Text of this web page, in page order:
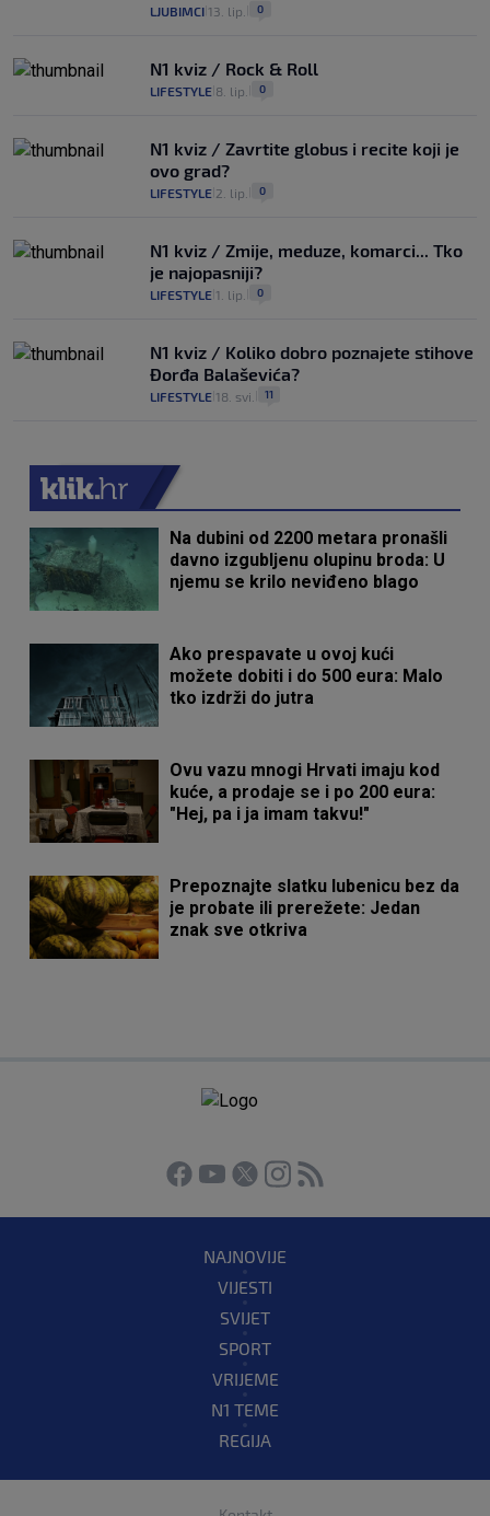
LJUBIMCI 13. lip. 0
N1 kviz / Rock & Roll
LIFESTYLE 8. lip. 0
N1 kviz / Zavrtite globus i recite koji je
ovo grad?
LIFESTYLE 2. lip. 0
N1 kviz / Zmije, meduze, komarci... Tko
je najopasniji?
LIFESTYLE 1. lip. 0
N1 kviz / Koliko dobro poznajete stihove
Đorđa Balaševića?
LIFESTYLE 18. svi. 11
Na dubini od 2200 metara pronašli
davno izgubljenu olupinu broda: U
njemu se krilo neviđeno blago
Ako prespavate u ovoj kući
možete dobiti i do 500 eura: Malo
tko izdrži do jutra
Ovu vazu mnogi Hrvati imaju kod
kuće, a prodaje se i po 200 eura:
"Hej, pa i ja imam takvu!"
Prepoznajte slatku lubenicu bez da
je probate ili prerežete: Jedan
znak sve otkriva
NAJNOVIJE
VIJESTI
SVIJET
SPORT
VRIJEME
N1 TEME
REGIJA